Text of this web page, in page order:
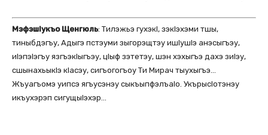
МэфэшІукъо Щенгюль: Тилэжьэ гухэкІ, зэкІэхэми тшы,
тиныбдэгъу, Адыгэ пстэуми зыгорэщтэу ишІушІэ анэсыгъэу,
иІэпэІэгъу язгъэкІыгъэу, цІыф зэтетэу, шэн хэхыгъэ дахэ зиІэу,
сшынахьыкІэ кІасэу, сигъогогъоу Ти Мирач тыухыгъэ…
Жъуагъомэ уипсэ ягъусэнэу сыкъыпфэлъаІо. УкърысІотэнэу
икъухэрэп сигущыІэхэр…